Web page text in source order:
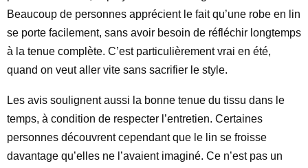
Beaucoup de personnes apprécient le fait qu’une robe en lin
se porte facilement, sans avoir besoin de réfléchir longtemps
à la tenue complète. C’est particulièrement vrai en été,
quand on veut aller vite sans sacrifier le style.
Les avis soulignent aussi la bonne tenue du tissu dans le
temps, à condition de respecter l’entretien. Certaines
personnes découvrent cependant que le lin se froisse
davantage qu’elles ne l’avaient imaginé. Ce n’est pas un